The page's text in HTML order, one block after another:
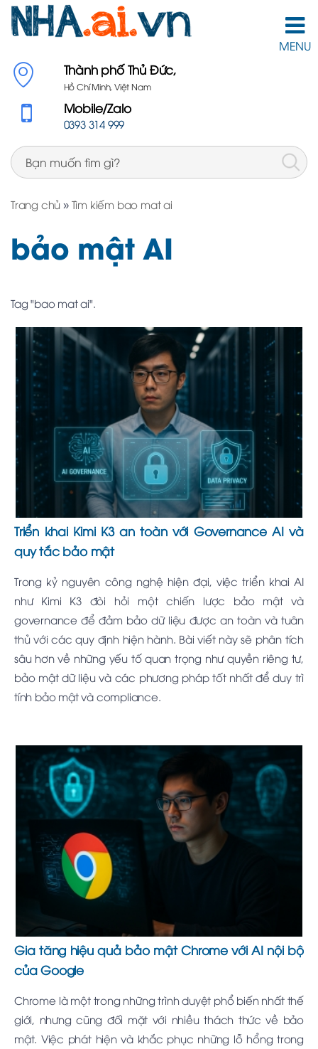
MENU
Thành phố Thủ Đức,
Hồ Chí Minh, Việt Nam
Mobile/Zalo
0393 314 999
Trang chủ » Tìm kiếm bao mat ai
bảo mật AI
Tag "bao mat ai".
Triển khai Kimi K3 an toàn với Governance AI và
quy tắc bảo mật
Trong kỷ nguyên công nghệ hiện đại, việc triển khai AI
như Kimi K3 đòi hỏi một chiến lược bảo mật và
governance để đảm bảo dữ liệu được an toàn và tuân
thủ với các quy định hiện hành. Bài viết này sẽ phân tích
sâu hơn về những yếu tố quan trọng như quyền riêng tư,
bảo mật dữ liệu và các phương pháp tốt nhất để duy trì
tính bảo mật và compliance.
Gia tăng hiệu quả bảo mật Chrome với AI nội bộ
của Google
Chrome là một trong những trình duyệt phổ biến nhất thế
giới, nhưng cũng đối mặt với nhiều thách thức về bảo
mật. Việc phát hiện và khắc phục những lỗ hổng trong